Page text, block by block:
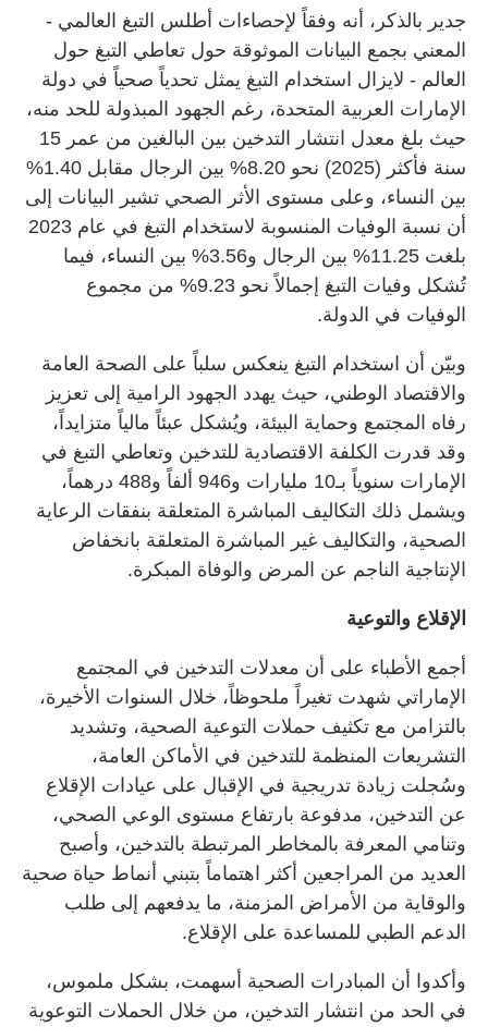
جدير بالذكر، أنه وفقاً لإحصاءات أطلس التبغ العالمي -
المعني بجمع البيانات الموثوقة حول تعاطي التبغ حول
العالم - لايزال استخدام التبغ يمثل تحدياً صحياً في دولة
الإمارات العربية المتحدة، رغم الجهود المبذولة للحد منه،
حيث بلغ معدل انتشار التدخين بين البالغين من عمر 15
سنة فأكثر (2025) نحو 8.20% بين الرجال مقابل 1.40%
بين النساء، وعلى مستوى الأثر الصحي تشير البيانات إلى
أن نسبة الوفيات المنسوبة لاستخدام التبغ في عام 2023
بلغت 11.25% بين الرجال و3.56% بين النساء، فيما
تُشكل وفيات التبغ إجمالاً نحو 9.23% من مجموع
الوفيات في الدولة.
وبيّن أن استخدام التبغ ينعكس سلباً على الصحة العامة
والاقتصاد الوطني، حيث يهدد الجهود الرامية إلى تعزيز
رفاه المجتمع وحماية البيئة، ويُشكل عبئاً مالياً متزايداً،
وقد قدرت الكلفة الاقتصادية للتدخين وتعاطي التبغ في
الإمارات سنوياً بـ10 مليارات و946 ألفاً و488 درهماً،
ويشمل ذلك التكاليف المباشرة المتعلقة بنفقات الرعاية
الصحية، والتكاليف غير المباشرة المتعلقة بانخفاض
الإنتاجية الناجم عن المرض والوفاة المبكرة.
الإقلاع والتوعية
أجمع الأطباء على أن معدلات التدخين في المجتمع
الإماراتي شهدت تغيراً ملحوظاً، خلال السنوات الأخيرة،
بالتزامن مع تكثيف حملات التوعية الصحية، وتشديد
التشريعات المنظمة للتدخين في الأماكن العامة،
وسُجلت زيادة تدريجية في الإقبال على عيادات الإقلاع
عن التدخين، مدفوعة بارتفاع مستوى الوعي الصحي،
وتنامي المعرفة بالمخاطر المرتبطة بالتدخين، وأصبح
العديد من المراجعين أكثر اهتماماً بتبني أنماط حياة صحية
والوقاية من الأمراض المزمنة، ما يدفعهم إلى طلب
الدعم الطبي للمساعدة على الإقلاع.
وأكدوا أن المبادرات الصحية أسهمت، بشكل ملموس،
في الحد من انتشار التدخين، من خلال الحملات التوعوية